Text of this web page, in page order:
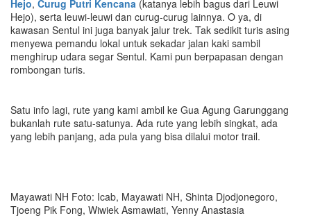
Hejo, Curug Putri Kencana (katanya lebih bagus dari Leuwi
Hejo), serta leuwi-leuwi dan curug-curug lainnya. O ya, di
kawasan Sentul ini juga banyak jalur trek. Tak sedikit turis asing
menyewa pemandu lokal untuk sekadar jalan kaki sambil
menghirup udara segar Sentul. Kami pun berpapasan dengan
rombongan turis.
Satu info lagi, rute yang kami ambil ke Gua Agung Garunggang
bukanlah rute satu-satunya. Ada rute yang lebih singkat, ada
yang lebih panjang, ada pula yang bisa dilalui motor trail.
Mayawati NH Foto: Icab, Mayawati NH, Shinta Djodjonegoro,
Tjoeng Pik Fong, Wiwiek Asmawiati, Yenny Anastasia